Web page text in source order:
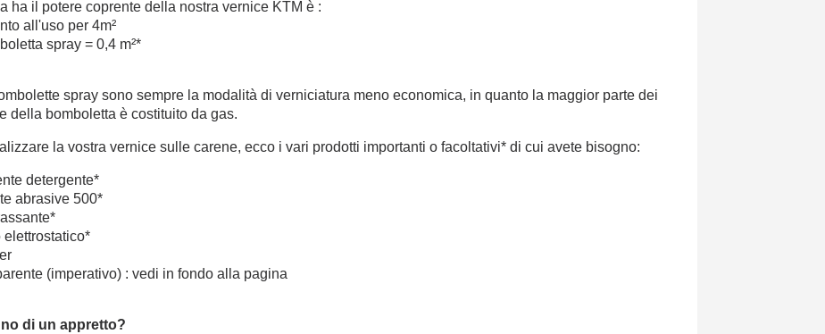
ha il potere coprente della nostra vernice KTM è :
all'uso per 4m²
spray = 0,4 m²*
spray sono sempre la modalità di verniciatura meno economica, in quanto la maggior parte dei
della bomboletta è costituito da gas.
la vostra vernice sulle carene, ecco i vari prodotti importanti o facoltativi* di cui avete bisogno:
detergente*
abrasive 500*
elettrostatico*
(imperativo) : vedi in fondo alla pagina
di un appretto?